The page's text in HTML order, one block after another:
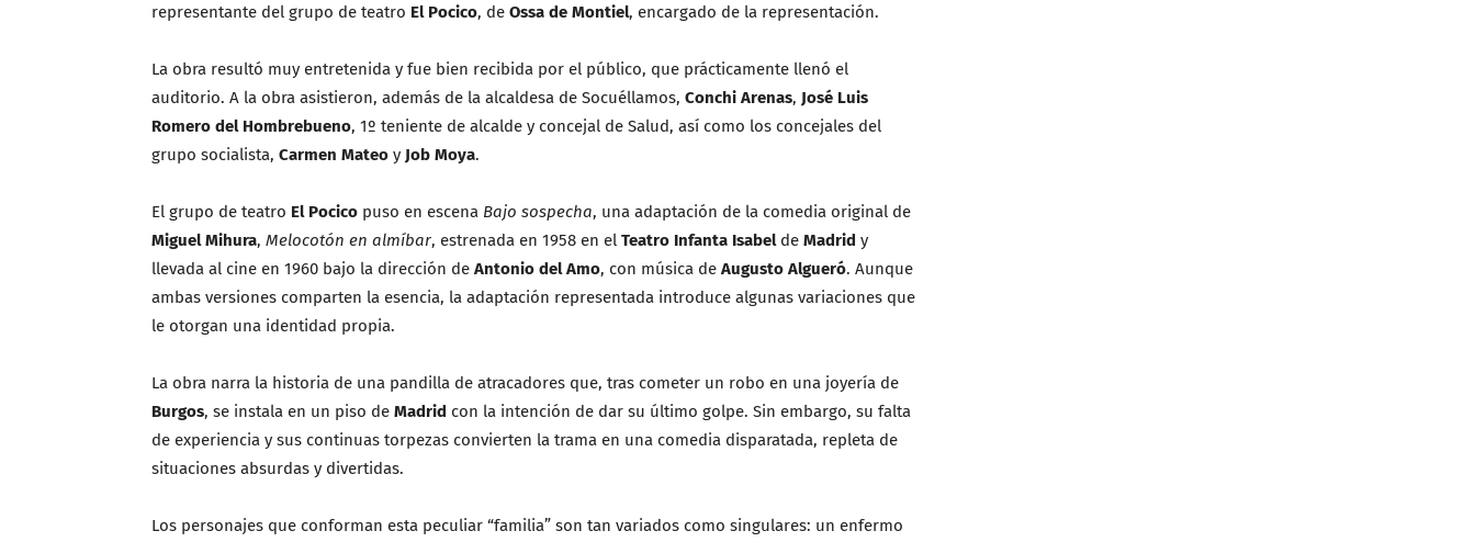
representante del grupo de teatro El Pocico, de Ossa de Montiel, encargado de la representación.
La obra resultó muy entretenida y fue bien recibida por el público, que prácticamente llenó el
auditorio. A la obra asistieron, además de la alcaldesa de Socuéllamos, Conchi Arenas, José Luis
Romero del Hombrebueno, 1º teniente de alcalde y concejal de Salud, así como los concejales del
grupo socialista, Carmen Mateo y Job Moya.
El grupo de teatro El Pocico puso en escena Bajo sospecha, una adaptación de la comedia original de
Miguel Mihura, Melocotón en almíbar, estrenada en 1958 en el Teatro Infanta Isabelde Madrid y
llevada al cine en 1960 bajo la dirección de Antonio del Amo, con música de Augusto Algueró. Aunque
ambas versiones comparten la esencia, la adaptación representada introduce algunas variaciones que
le otorgan una identidad propia.
La obra narra la historia de una pandilla de atracadores que, tras cometer un robo en una joyería de
Burgos, se instala en un piso de Madrid con la intención de dar su último golpe. Sin embargo, su falta
de experiencia y sus continuas torpezas convierten la trama en una comedia disparatada, repleta de
situaciones absurdas y divertidas.
Los personajes que conforman esta peculiar “familia” son tan variados como singulares: un enfermo